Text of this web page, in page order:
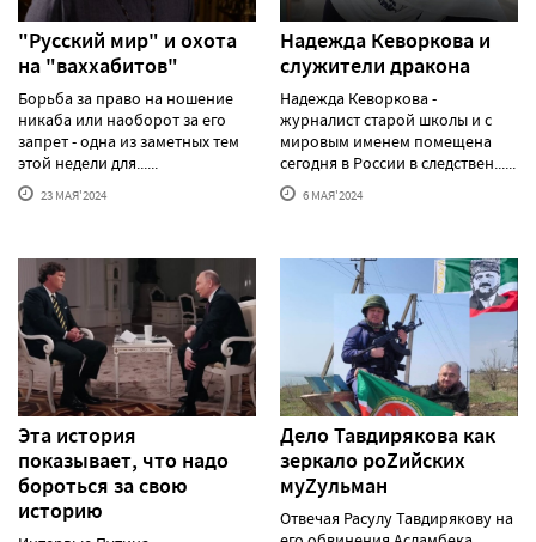
"Русский мир" и охота
на "ваххабитов"
Борьба за право на ношение
никаба или наоборот за его
запрет - одна из заметных тем
этой недели для......
23 МАЯ'2024
Надежда Кеворкова и
служители дракона
Надежда Кеворкова -
журналист старой школы и с
мировым именем помещена
сегодня в России в следствен......
6 МАЯ'2024
Эта история
показывает, что надо
бороться за свою
историю
Дело Тавдирякова как
зеркало роZийских
муZульман
Отвечая Расулу Тавдирякову на